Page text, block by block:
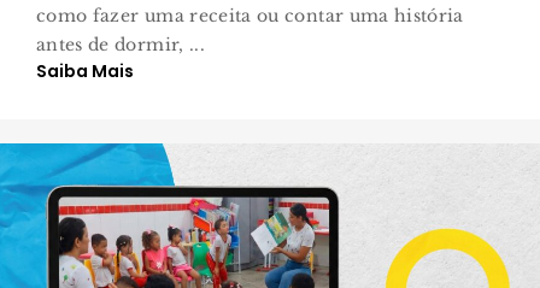
como fazer uma receita ou contar uma história
antes de dormir, ...
Saiba Mais